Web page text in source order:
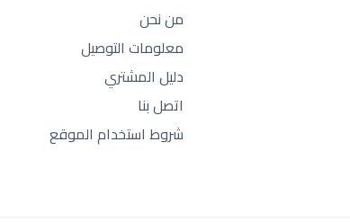
من نحن
معلومات التوصيل
دليل المشتري
اتصل بنا
شروط استخدام الموقع